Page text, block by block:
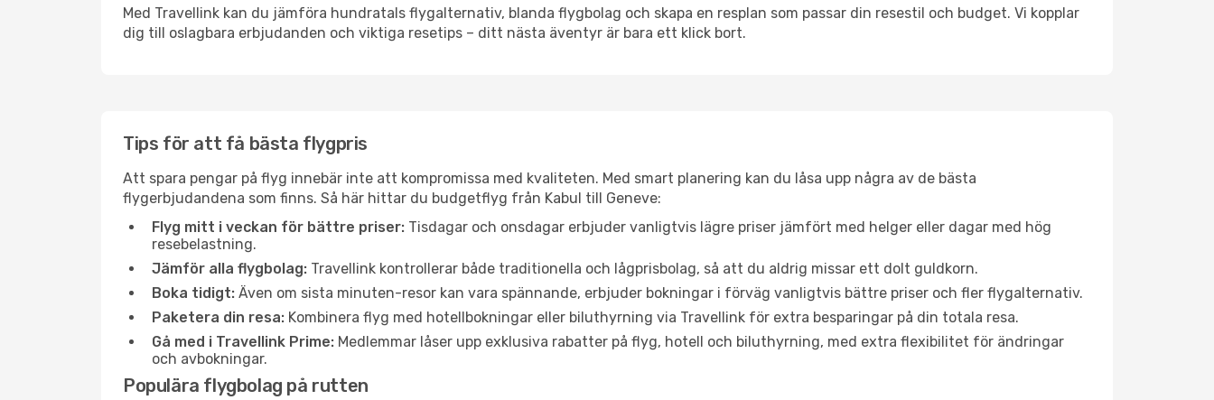
Med Travellink kan du jämföra hundratals flygalternativ, blanda flygbolag och skapa en resplan som passar din resestil och budget. Vi kopplar
dig till oslagbara erbjudanden och viktiga resetips – ditt nästa äventyr är bara ett klick bort.
Tips för att få bästa flygpris
Att spara pengar på flyg innebär inte att kompromissa med kvaliteten. Med smart planering kan du låsa upp några av de bästa
flygerbjudandena som finns. Så här hittar du budgetflyg från Kabul till Geneve:
Flyg mitt i veckan för bättre priser: Tisdagar och onsdagar erbjuder vanligtvis lägre priser jämfört med helger eller dagar med hög
resebelastning.
Jämför alla flygbolag: Travellink kontrollerar både traditionella och lågprisbolag, så att du aldrig missar ett dolt guldkorn.
Boka tidigt: Även om sista minuten-resor kan vara spännande, erbjuder bokningar i förväg vanligtvis bättre priser och fler flygalternativ.
Paketera din resa: Kombinera flyg med hotellbokningar eller biluthyrning via Travellink för extra besparingar på din totala resa.
Gå med i Travellink Prime: Medlemmar låser upp exklusiva rabatter på flyg, hotell och biluthyrning, med extra flexibilitet för ändringar
och avbokningar.
Populära flygbolag på rutten